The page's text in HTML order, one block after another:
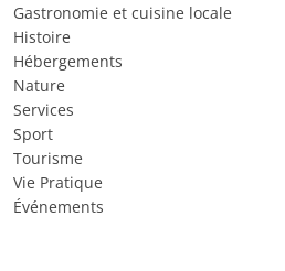
Gastronomie et cuisine locale
Histoire
Hébergements
Nature
Services
Sport
Tourisme
Vie Pratique
Événements